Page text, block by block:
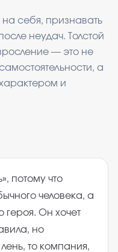
на себя, признавать
неудач. Толстой
— это не
а
и
потому что
человека, а
героя. Он хочет
но
то компания,